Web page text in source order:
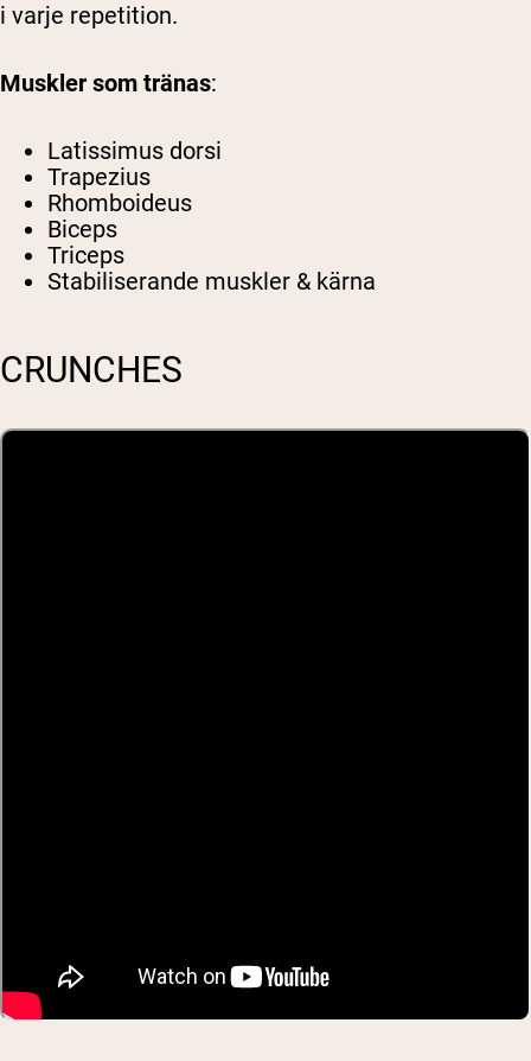
i varje repetition.
Muskler som tränas:
Latissimus dorsi
Trapezius
Rhomboideus
Biceps
Triceps
Stabiliserande muskler & kärna
CRUNCHES